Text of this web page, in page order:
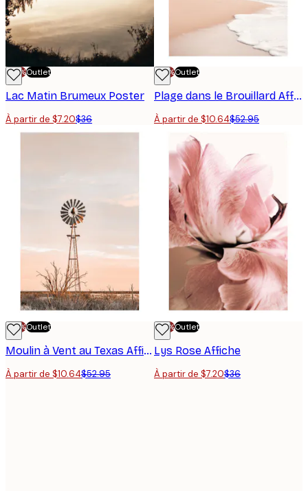
-70%Outlet
Lac Matin Brumeux Poster
À partir de $7.20$36
-70%Outlet
Plage dans le Brouillard Affiche
À partir de $10.64$52.95
-70%Outlet
Moulin à Vent au Texas Affiche
À partir de $10.64$52.95
-70%Outlet
Lys Rose Affiche
À partir de $7.20$36